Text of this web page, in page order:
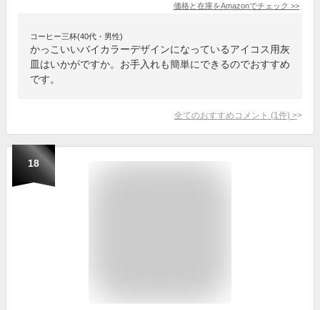
価格と在庫をAmazonでチェック >>
コーヒー三杯(40代・男性)
かっこいいバイカラーデザインになっているアイコス用灰
皿はいかがですか。お手入れも簡単にできるのでおすすめ
です。
全てのおすすめコメント (1 件) >
18